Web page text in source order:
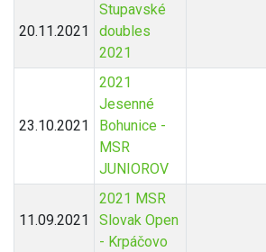
20.11.2021
Stupavské
doubles
2021
23.10.2021
2021
Jesenné
Bohunice -
MSR
JUNIOROV
11.09.2021
2021 MSR
Slovak Open
- Krpáčovo